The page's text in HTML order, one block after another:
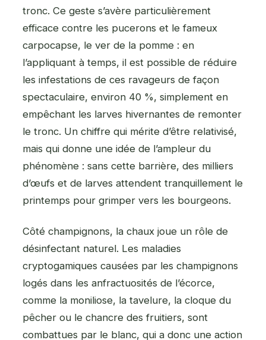
tronc. Ce geste s’avère particulièrement
efficace contre les pucerons et le fameux
carpocapse, le ver de la pomme : en
l’appliquant à temps, il est possible de réduire
les infestations de ces ravageurs de façon
spectaculaire, environ 40 %, simplement en
empêchant les larves hivernantes de remonter
le tronc. Un chiffre qui mérite d’être relativisé,
mais qui donne une idée de l’ampleur du
phénomène : sans cette barrière, des milliers
d’œufs et de larves attendent tranquillement le
printemps pour grimper vers les bourgeons.
Côté champignons, la chaux joue un rôle de
désinfectant naturel. Les maladies
cryptogamiques causées par les champignons
logés dans les anfractuosités de l’écorce,
comme la moniliose, la tavelure, la cloque du
pêcher ou le chancre des fruitiers, sont
combattues par le blanc, qui a donc une action